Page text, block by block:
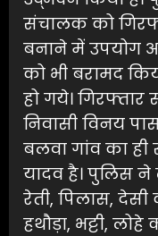
संचालक को
बनाने में उपयोग
को भी बरामद
हो गये।
निवासी विनय
बलवा गांव का
यादव है। पुलिस ने
रेती, पिलास, देसी
हथौड़ा, भट्टी,